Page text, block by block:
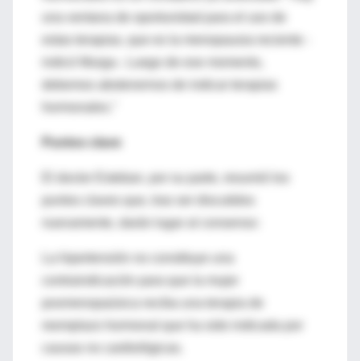
estas terapias, que es la menopausia reciente -
indicó Murga-. Luego de ese momento,
debemos abstenernos de indicar terapias
Puntos clave
nuevamente, darán lugar al consenso:
posmenopaúsica reciba una terapia de
causas no cardiológicas.